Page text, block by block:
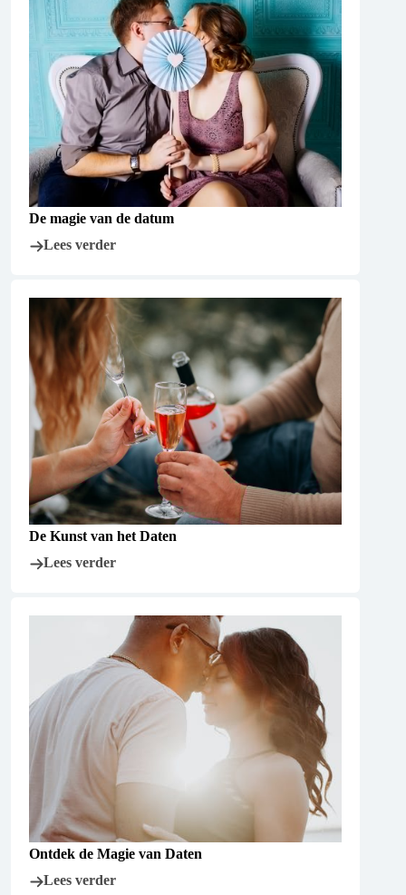
De magie van de datum
Lees verder
De Kunst van het Daten
Lees verder
Ontdek de Magie van Daten
Lees verder